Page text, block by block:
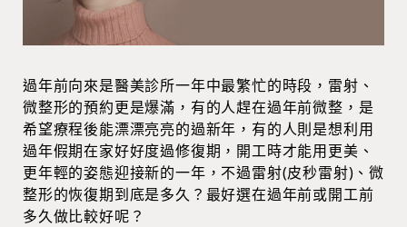
過年前向來是醫美診所一年中最繁忙的時段，雷射、
微整形的預約更是爆滿，有的人趕在過年前微整，是
希望療程後能漂漂亮亮的過新年，有的人則是想利用
過年假期在家好好度過修復期，開工時才能用更美、
更年輕的姿態迎接新的一年，不過雷射(皮秒雷射)、微
整形的恢復期到底是多久？最好選在過年前或開工前
多久做比較好呢？